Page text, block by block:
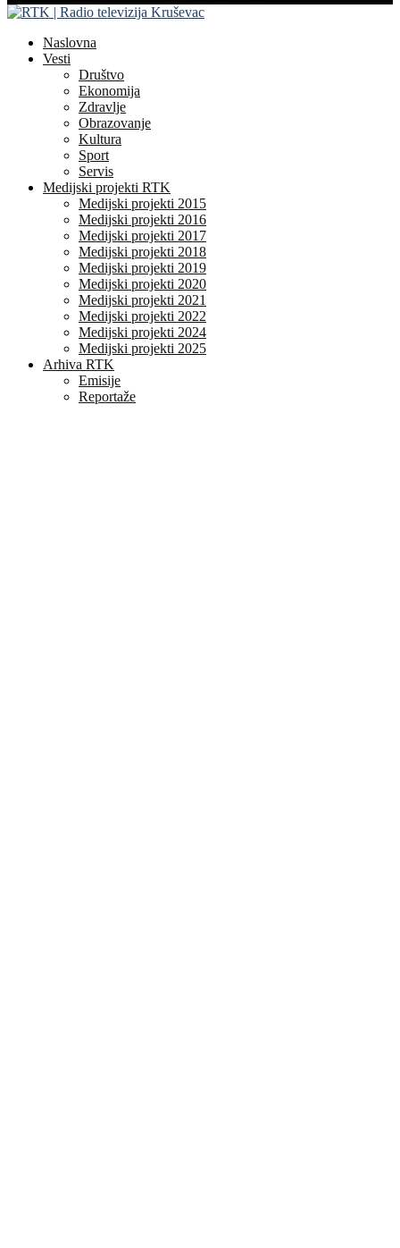
Naslovna
Vesti
Društvo
Ekonomija
Zdravlje
Obrazovanje
Kultura
Sport
Servis
Medijski projekti RTK
Medijski projekti 2015
Medijski projekti 2016
Medijski projekti 2017
Medijski projekti 2018
Medijski projekti 2019
Medijski projekti 2020
Medijski projekti 2021
Medijski projekti 2022
Medijski projekti 2024
Medijski projekti 2025
Arhiva RTK
Emisije
Reportaže